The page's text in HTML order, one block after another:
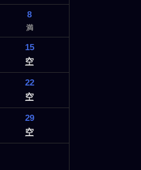
8
満
15
空
22
空
29
空